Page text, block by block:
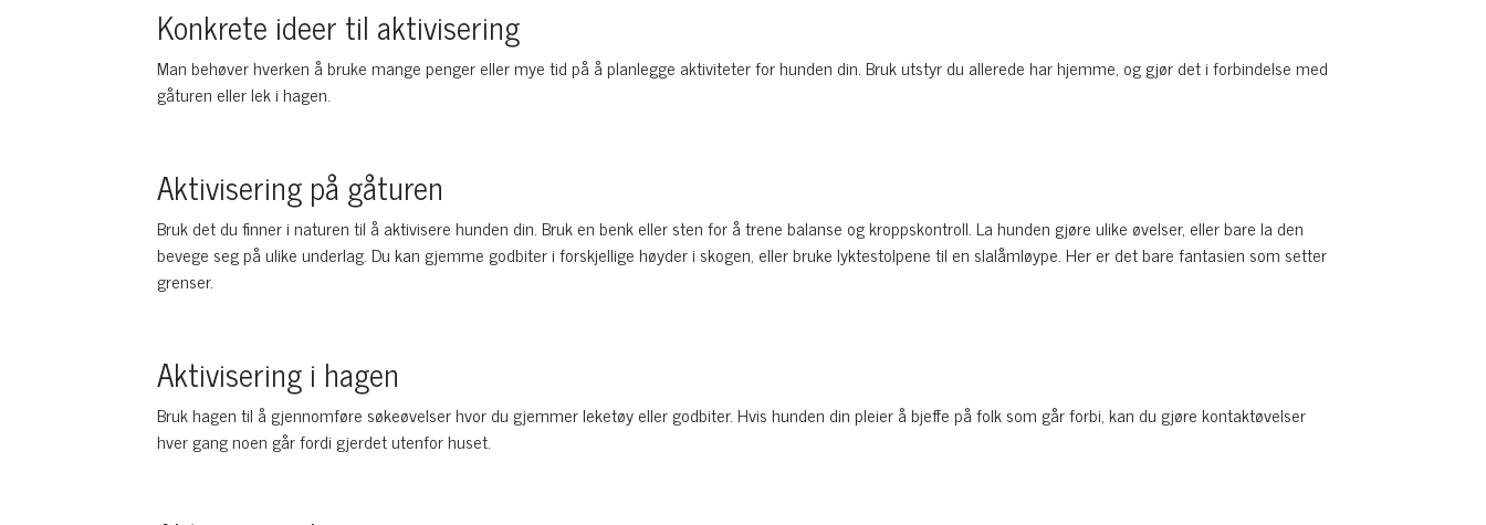
Konkrete ideer til aktivisering
Man behøver hverken å bruke mange penger eller mye tid på å planlegge aktiviteter for hunden din. Bruk utstyr du allerede har hjemme, og gjør det i forbindelse med
gåturen eller lek i hagen.
Aktivisering på gåturen
Bruk det du finner i naturen til å aktivisere hunden din. Bruk en benk eller sten for å trene balanse og kroppskontroll. La hunden gjøre ulike øvelser, eller bare la den
bevege seg på ulike underlag. Du kan gjemme godbiter i forskjellige høyder i skogen, eller bruke lyktestolpene til en slalåmløype. Her er det bare fantasien som setter
grenser.
Aktivisering i hagen
Bruk hagen til å gjennomføre søkeøvelser hvor du gjemmer leketøy eller godbiter. Hvis hunden din pleier å bjeffe på folk som går forbi, kan du gjøre kontaktøvelser
hver gang noen går fordi gjerdet utenfor huset.